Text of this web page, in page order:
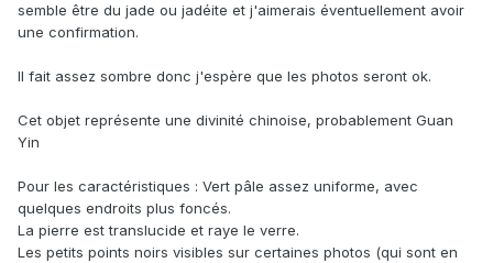
semble être du jade ou jadéite et j'aimerais éventuellement avoir
une confirmation.
Il fait assez sombre donc j'espère que les photos seront ok.
Cet objet représente une divinité chinoise, probablement Guan
Yin
Pour les caractéristiques : Vert pâle assez uniforme, avec
quelques endroits plus foncés.
La pierre est translucide et raye le verre.
Les petits points noirs visibles sur certaines photos (qui sont en